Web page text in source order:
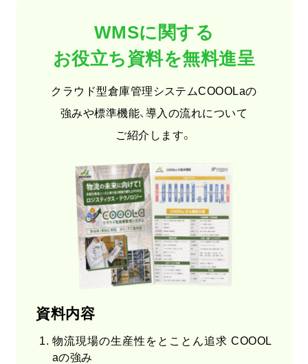
WMSに関する
お役立ち資料を無料進呈
クラウド型倉庫管理システムCOOOLaの
強みや標準機能、導入の流れについて
ご紹介します。
資料内容
物流現場の生産性をとことん追求 COOOL
aの強み